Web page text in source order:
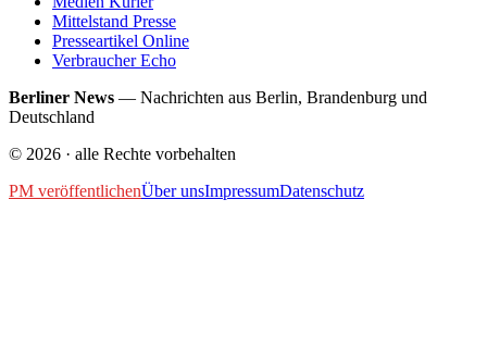
Mittelstand Presse
Presseartikel Online
Verbraucher Echo
Berliner News — Nachrichten aus Berlin, Brandenburg und
Deutschland
© 2026 · alle Rechte vorbehalten
PM veröffentlichenÜber unsImpressumDatenschutz